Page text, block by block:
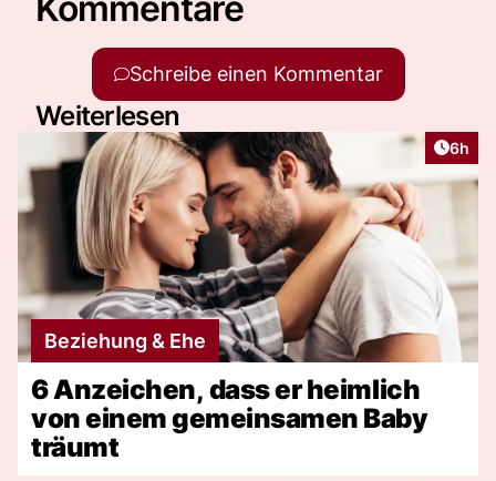
Schreibe einen Kommentar
Weiterlesen
6h
Beziehung & Ehe
6 Anzeichen, dass er heimlich
von einem gemeinsamen Baby
träumt